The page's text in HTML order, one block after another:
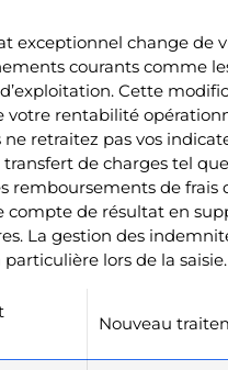
exceptionnel change de
courants comme
Cette
votre rentabilité
ne retraitez pas vos
de charges tel
remboursements de
compte de résultat en
La gestion des
lors de la saisie.
Nouveau